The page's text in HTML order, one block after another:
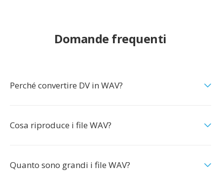
Domande frequenti
Perché convertire DV in WAV?
Cosa riproduce i file WAV?
Quanto sono grandi i file WAV?